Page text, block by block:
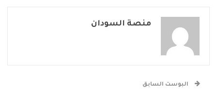
منصة السودان
البوست السابق